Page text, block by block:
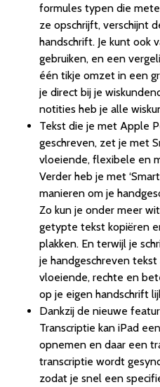
formules typen die
ze opschrijft, verschijnt
handschrift. Je kunt ook
gebruiken, en een
één tikje omzet in een
je direct bij je
notities heb je alle
Tekst die je met Apple
geschreven, zet je met
vloeiende, flexibele en
Verder heb je met
manieren om je
Zo kun je onder meer
getypte tekst kopiëren
plakken. En terwijl je
je handgeschreven
vloeiende, rechte en
op je eigen handschrift
Dankzij de nieuwe
Transcriptie kan iPad
opnemen en daar een
transcriptie wordt
zodat je snel een